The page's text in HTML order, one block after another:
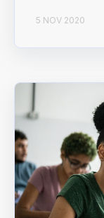
5 NOV 2020